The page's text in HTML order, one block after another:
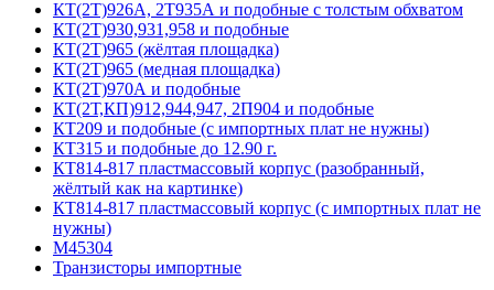
КТ(2Т)926А, 2Т935А и подобные с толстым обхватом
КТ(2Т)930,931,958 и подобные
КТ(2Т)965 (жёлтая площадка)
КТ(2Т)965 (медная площадка)
КТ(2Т)970А и подобные
КТ(2Т,КП)912,944,947, 2П904 и подобные
КТ209 и подобные (с импортных плат не нужны)
КТ315 и подобные до 12.90 г.
КТ814-817 пластмассовый корпус (разобранный,
жёлтый как на картинке)
КТ814-817 пластмассовый корпус (с импортных плат не
нужны)
М45304
Транзисторы импортные